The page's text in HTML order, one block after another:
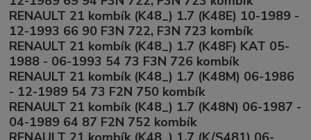
RENAULT 21 kombík (K48_) 1.7 (K48E) 10-1989 -
12-1993 66 90 F3N 722, F3N 723 kombík
RENAULT 21 kombík (K48_) 1.7 (K48F) KAT 05-
1988 - 06-1993 54 73 F3N 726 kombík
RENAULT 21 kombík (K48_) 1.7 (K48M) 06-1986
- 12-1989 54 73 F2N 750 kombík
RENAULT 21 kombík (K48_) 1.7 (K48N) 06-1987 -
04-1989 64 87 F2N 752 kombík